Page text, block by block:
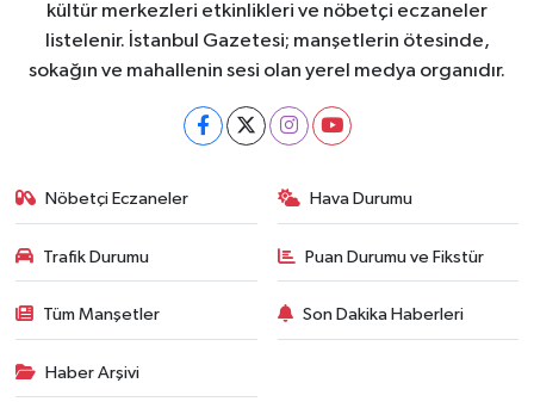
kültür merkezleri etkinlikleri ve nöbetçi eczaneler
listelenir. İstanbul Gazetesi; manşetlerin ötesinde,
sokağın ve mahallenin sesi olan yerel medya organıdır.
Nöbetçi Eczaneler Hava Durumu
Trafik Durumu Puan Durumu ve Fikstür
Tüm Manşetler Son Dakika Haberleri
Haber Arşivi